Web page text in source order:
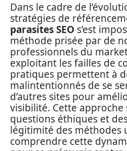
Dans le cadre de
stratégies de
parasites SEO s’est
méthode prisée par de
professionnels du
exploitant les failles de
pratiques permettent à
malintentionnés de se
d’autres sites pour
visibilité. Cette approche
questions éthiques et
légitimité des méthodes
comprendre cette